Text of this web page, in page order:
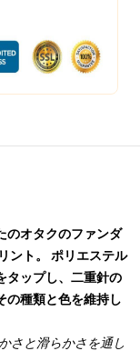
のオタクのファンダ
ント。 ポリエステル
タップし、二重針の
の種類と色を維持し
さと滑らかさを通し